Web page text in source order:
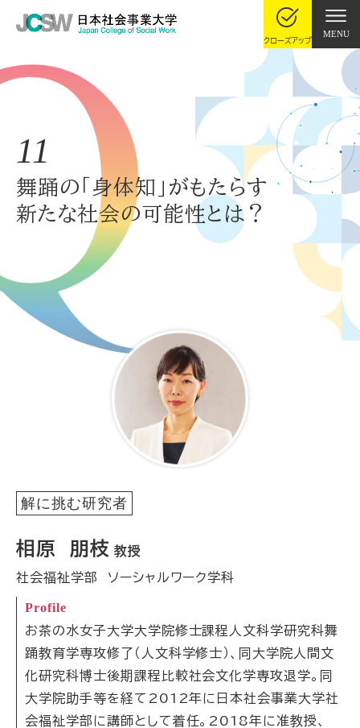
クローズアップ
MENU
11
舞踊の「身体知」がもたらす
新たな社会の可能性とは？
解に挑む研究者
相原 朋枝 教授
社会福祉学部 ソーシャルワーク学科
Profile
お茶の水女子大学大学院修士課程人文科学研究科舞
踊教育学専攻修了（人文科学修士）、同大学院人間文
化研究科博士後期課程比較社会文化学専攻退学。同
大学院助手等を経て2012年に日本社会事業大学社
会福祉学部に講師として着任。2018年に准教授、